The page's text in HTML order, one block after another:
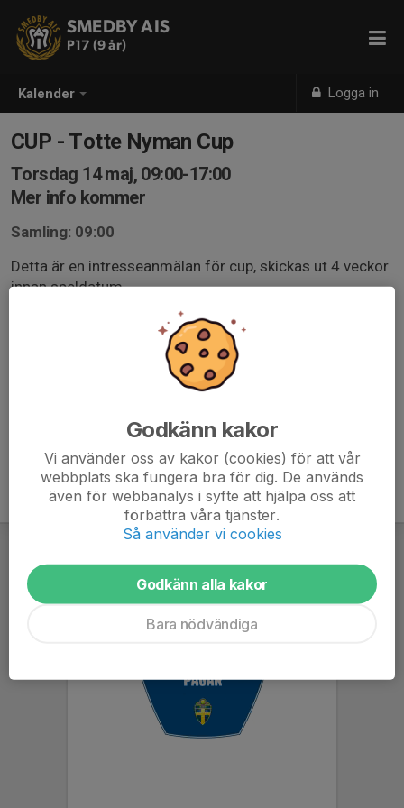
Kalender Logga in
SMEDBY AIS
P17 (9 år)
CUP - Totte Nyman Cup
Torsdag 14 maj, 09:00-17:00
Mer info kommer
Samling: 09:00
Detta är en intresseanmälan för cup, skickas ut 4 veckor
innan speldatum.
- Svar senast 2 veckor innan.
- Senast 1 vecka innan får ni lagindelning, samlingstid
och spelschema utskickat via mail.
Godkänn kakor
Vi använder oss av kakor (cookies) för att vår
webbplats ska fungera bra för dig. De används
även för webbanalys i syfte att hjälpa oss att
förbättra våra tjänster.
Så använder vi cookies
Godkänn alla kakor
Bara nödvändiga